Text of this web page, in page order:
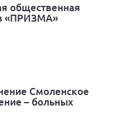
общественная
«ПРИЗМА»
Смоленское
– больных